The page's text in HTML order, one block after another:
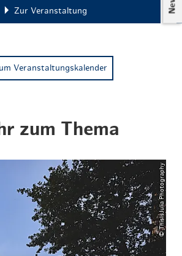
Zur Veranstaltung
Veranstaltungskalender
zum Thema
© ThisIsJulia Photography